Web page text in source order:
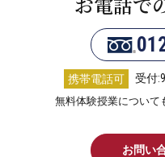
携帯電話可 受付
無料体験授業について
お問い